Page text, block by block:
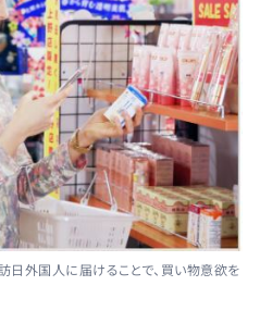
日外国人に届けることで、買い物意欲を